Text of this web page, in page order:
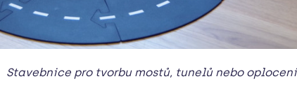
Stavebnice pro tvorbu mostů, tunelů nebo oplocení